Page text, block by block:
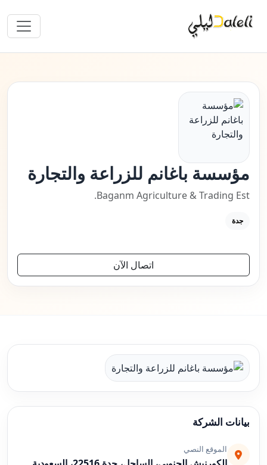
مؤسسة باغانم للزراعة والتجارة
Baganm Agriculture & Trading Est.
جدة
اتصال الآن
بيانات الشركة
الموقع النصي